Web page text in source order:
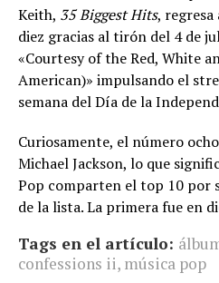
Keith, 35 Biggest Hits,
diez gracias al tirón del 4 de
«Courtesy of the Red, White
American)» impulsando el
semana del Día de la
Curiosamente, el número
Michael Jackson, lo que
Pop comparten el top 10 por
de la lista. La primera fue en
Tags en el artículo:
confessions ii, música pop